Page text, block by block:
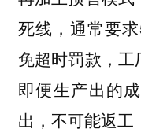
死线，通常要
免超时罚款，工
即便生产出的
出，不可能返工